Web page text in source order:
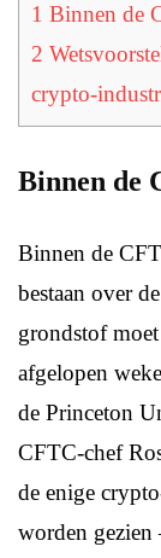
1 Binnen de
2
crypto-
Binnen de
Binnen de
bestaan over
grondstof
afgelopen
de Princeton
CFTC-chef
de enige
worden gezien